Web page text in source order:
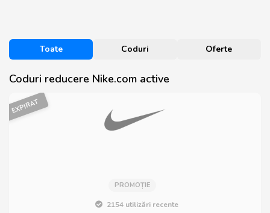
Toate Coduri Oferte
Coduri reducere Nike.com active
EXPIRAT
PROMOȚIE
2154 utilizări recente